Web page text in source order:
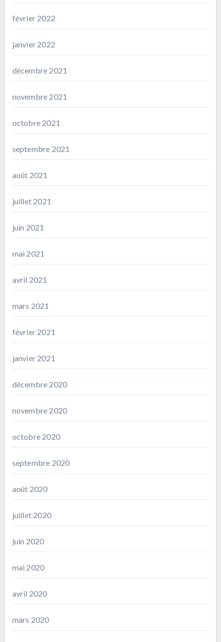
février 2022
janvier 2022
décembre 2021
novembre 2021
octobre 2021
septembre 2021
août 2021
juillet 2021
juin 2021
mai 2021
avril 2021
mars 2021
février 2021
janvier 2021
décembre 2020
novembre 2020
octobre 2020
septembre 2020
août 2020
juillet 2020
juin 2020
mai 2020
avril 2020
mars 2020